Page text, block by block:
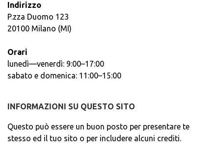
Indirizzo
P.zza Duomo 123
20100 Milano (MI)
Orari
lunedì—venerdì: 9:00–17:00
sabato e domenica: 11:00–15:00
INFORMAZIONI SU QUESTO SITO
Questo può essere un buon posto per presentare te
stesso ed il tuo sito o per includere alcuni crediti.